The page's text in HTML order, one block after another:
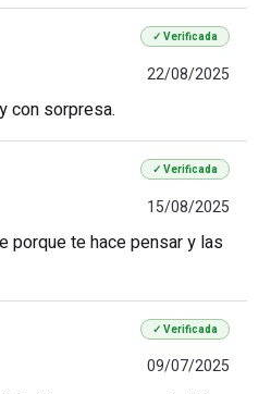
✓ Verificada
22/08/2025
con sorpresa.
✓ Verificada
15/08/2025
porque te hace pensar y las
✓ Verificada
09/07/2025